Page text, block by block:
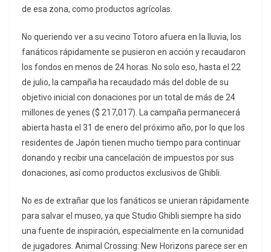
de esa zona, como productos agrícolas.
No queriendo ver a su vecino Totoro afuera en la lluvia, los
fanáticos rápidamente se pusieron en acción y recaudaron
los fondos en menos de 24 horas. No solo eso, hasta el 22
de julio, la campaña ha recaudado más del doble de su
objetivo inicial con donaciones por un total de más de 24
millones de yenes ($ 217,017). La campaña permanecerá
abierta hasta el 31 de enero del próximo año, por lo que los
residentes de Japón tienen mucho tiempo para continuar
donando y recibir una cancelación de impuestos por sus
donaciones, así como productos exclusivos de Ghibli.
No es de extrañar que los fanáticos se unieran rápidamente
para salvar el museo, ya que Studio Ghibli siempre ha sido
una fuente de inspiración, especialmente en la comunidad
de jugadores. Animal Crossing: New Horizons parece ser en